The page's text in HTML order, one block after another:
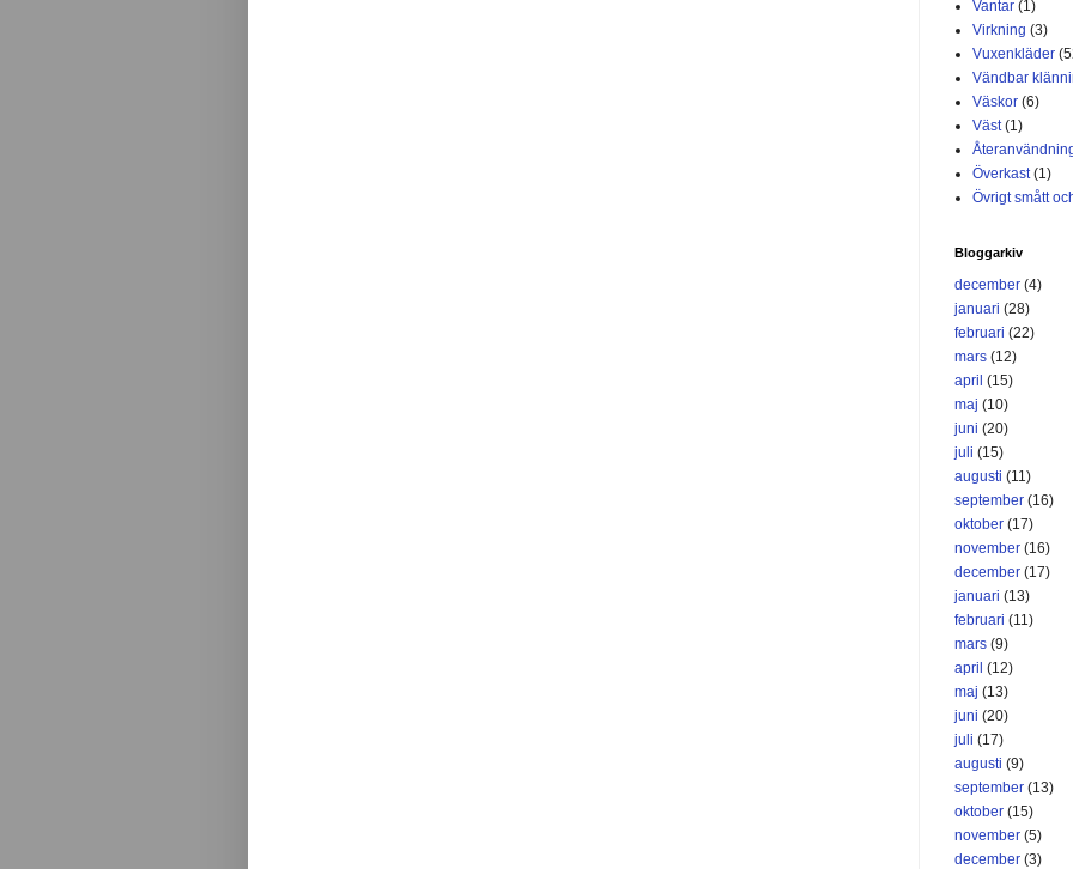
Vantar (1)
Virkning (3)
Vuxenkläder
Vändbar
Väskor (6)
Väst (1)
Överkast (1)
Övrigt smått
Bloggarkiv
december (4)
januari (28)
februari (22)
mars (12)
april (15)
maj (10)
juni (20)
juli (15)
augusti (11)
september (16)
oktober (17)
november (16)
december (17)
januari (13)
februari (11)
mars (9)
april (12)
maj (13)
juni (20)
juli (17)
augusti (9)
september (13)
oktober (15)
november (5)
december (3)